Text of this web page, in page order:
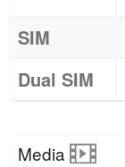
SIM
Dual SIM
Media